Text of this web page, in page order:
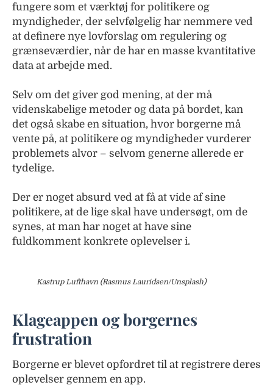
fungere som et værktøj for politikere og
myndigheder, der selvfølgelig har nemmere ved
at definere nye lovforslag om regulering og
grænseværdier, når de har en masse kvantitative
data at arbejde med.
Selv om det giver god mening, at der må
videnskabelige metoder og data på bordet, kan
det også skabe en situation, hvor borgerne må
vente på, at politikere og myndigheder vurderer
problemets alvor – selvom generne allerede er
tydelige.
Der er noget absurd ved at få at vide af sine
politikere, at de lige skal have undersøgt, om de
synes, at man har noget at have sine
fuldkomment konkrete oplevelser i.
Kastrup Lufthavn (Rasmus Lauridsen/Unsplash)
Klageappen og borgernes
frustration
Borgerne er blevet opfordret til at registrere deres
oplevelser gennem en app.